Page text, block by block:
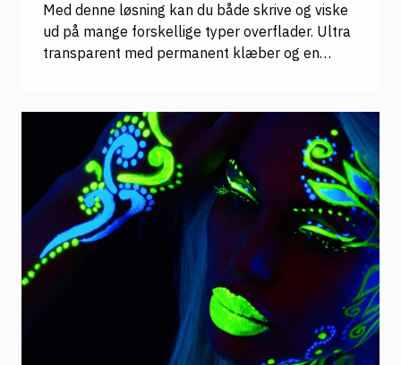
Med denne løsning kan du både skrive og viske
ud på mange forskellige typer overflader. Ultra
transparent med permanent klæber og en
når folien f.eks sættes på printede overflader
eller døre. Coated polyester som sikrer at man
kan viske ud igen og igen, uden nogen form for
skygger efter tidligere brug. Holdbarhed op til 5
år.